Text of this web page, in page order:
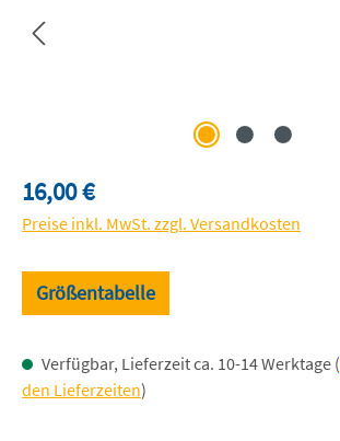
Regulärer Preis:
16,00 €
Preise inkl. MwSt. zzgl. Versandkosten
Größentabelle
Verfügbar, Lieferzeit ca. 10-14 Werktage (
den Lieferzeiten)